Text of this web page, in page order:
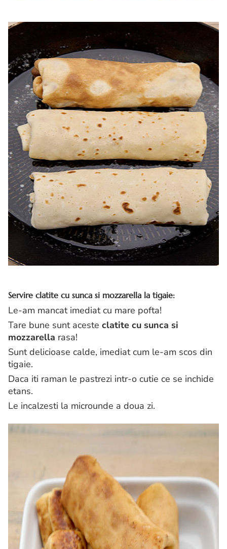
Servire clatite cu sunca si mozzarella la tigaie:
Le-am mancat imediat cu mare pofta!
Tare bune sunt aceste clatite cu sunca si
mozzarella rasa!
Sunt delicioase calde, imediat cum le-am scos din
tigaie.
Daca iti raman le pastrezi intr-o cutie ce se inchide
etans.
Le incalzesti la microunde a doua zi.